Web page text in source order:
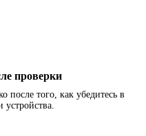
проверки
после того, как убедитесь в
устройства.